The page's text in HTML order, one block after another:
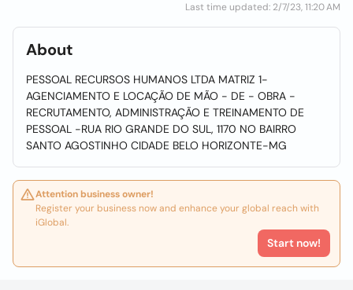
Last time updated: 2/7/23, 11:20 AM
About
PESSOAL RECURSOS HUMANOS LTDA MATRIZ 1-
AGENCIAMENTO E LOCAÇÃO DE MÃO - DE - OBRA -
RECRUTAMENTO, ADMINISTRAÇÃO E TREINAMENTO DE
PESSOAL -RUA RIO GRANDE DO SUL, 1170 NO BAIRRO
SANTO AGOSTINHO CIDADE BELO HORIZONTE-MG
Attention business owner!
Register your business now and enhance your global reach with
iGlobal.
Start now!